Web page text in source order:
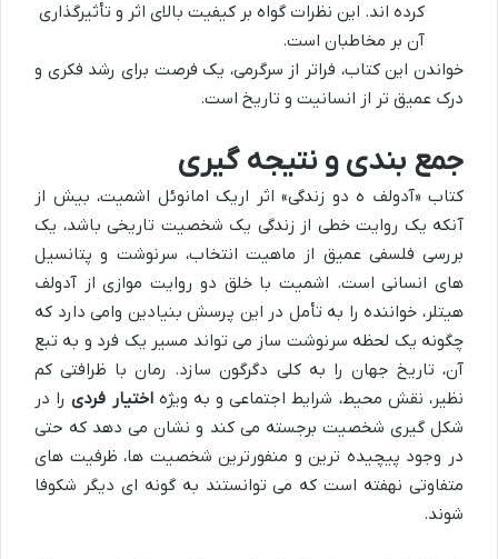
کرده اند. این نظرات گواه بر کیفیت بالای اثر و تأثیرگذاری
آن بر مخاطبان است.
خواندن این کتاب، فراتر از سرگرمی، یک فرصت برای رشد فکری و
درک عمیق تر از انسانیت و تاریخ است.
جمع بندی و نتیجه گیری
کتاب «آدولف ه دو زندگی» اثر اریک امانوئل اشمیت، بیش از
آنکه یک روایت خطی از زندگی یک شخصیت تاریخی باشد، یک
بررسی فلسفی عمیق از ماهیت انتخاب، سرنوشت و پتانسیل
های انسانی است. اشمیت با خلق دو روایت موازی از آدولف
هیتلر، خواننده را به تأمل در این پرسش بنیادین وامی دارد که
چگونه یک لحظه سرنوشت ساز می تواند مسیر یک فرد و به تبع
آن، تاریخ جهان را به کلی دگرگون سازد. رمان با ظرافتی کم
نظیر، نقش محیط، شرایط اجتماعی و به ویژهاختیار فردیرا در
شکل گیری شخصیت برجسته می کند و نشان می دهد که حتی
در وجود پیچیده ترین و منفورترین شخصیت ها، ظرفیت های
متفاوتی نهفته است که می توانستند به گونه ای دیگر شکوفا
شوند.